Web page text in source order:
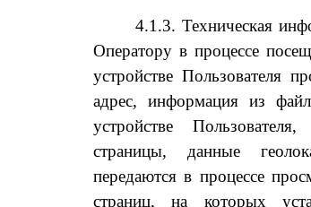
4.1.3. Техническая
Оператору в процессе
устройстве Пользователя
адрес, информация из
устройстве
страницы, данные
передаются в процессе
страниц, на которых